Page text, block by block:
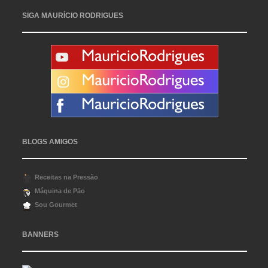
SIGA MAURÍCIO RODRIGUES
BLOGS AMIGOS
Receitas na Pressão
Máquina de Pão
Sou Gourmet
BANNERS